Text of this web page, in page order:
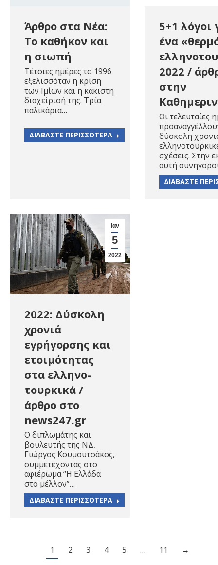
Άρθρο στα Νέα:
Το καθήκον και
η σιωπή
Τέτοιες ημέρες το 1996
εξελισσόταν η κρίση
των Ιμίων και η κάκιστη
διαχείρισή της. Τρία
παλικάρια…
ΔΙΑΒΑΣΤΕ ΠΕΡΙΣΣΟΤΕΡΑ
5+1 λόγοι
ένα
2022 /
στην
Οι τελευταίες
δύσκολη
σχέσεις. Στην
αυτή
ΔΙΑΒΑΣΤΕ
Ιαν
5
2022
2022: Δύσκολη
χρονιά
εγρήγορσης και
ετοιμότητας
στα ελληνο-
τουρκικά /
άρθρο στο
news247.gr
Ο διπλωμάτης και
βουλευτής της ΝΔ,
Γιώργος Κουμουτσάκος,
συμμετέχοντας στο
αφιέρωμα “Η Ελλάδα
στο μέλλον”…
ΔΙΑΒΑΣΤΕ ΠΕΡΙΣΣΟΤΕΡΑ
1 2 3 4 5 … 11 →